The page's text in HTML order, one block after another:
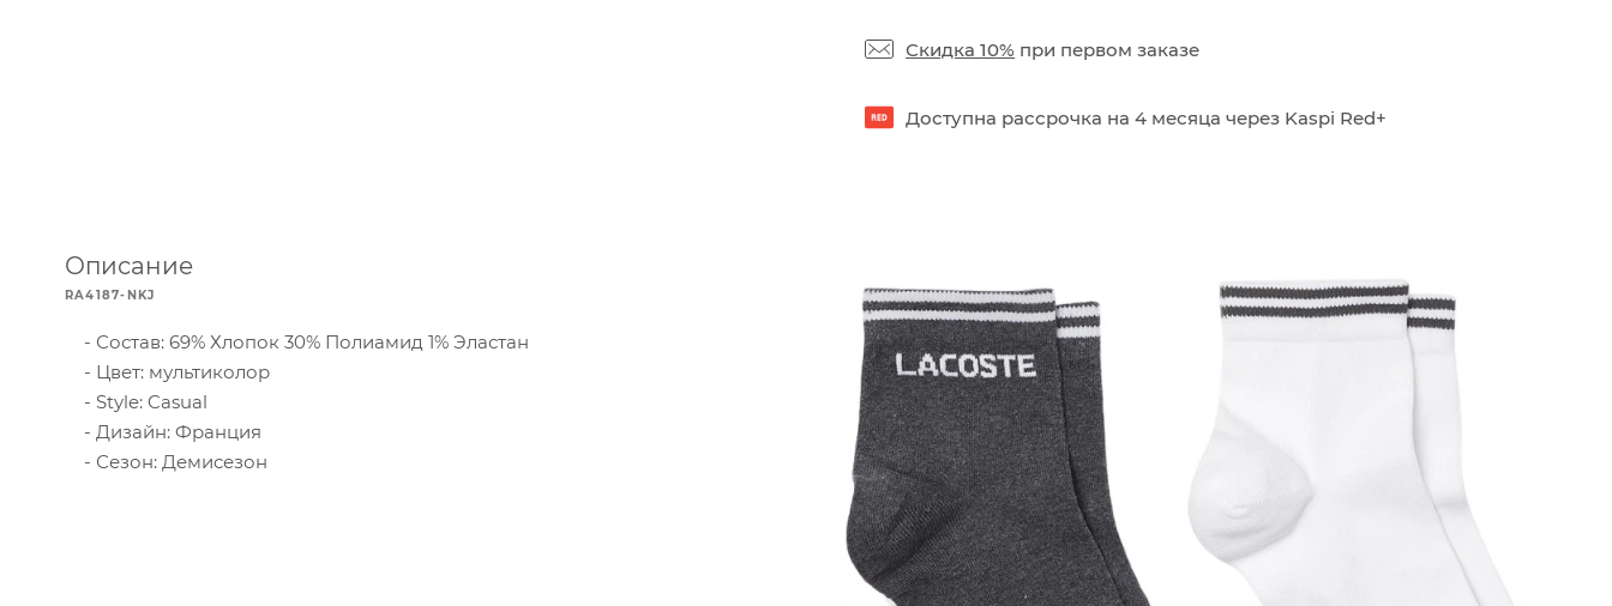
Скидка 10% при первом заказе
Доступна рассрочка на 4 месяца через Kaspi Red+
Описание
RA4187-NKJ
Состав: 69% Хлопок 30% Полиамид 1% Эластан
Цвет: мультиколор
Style: Casual
Дизайн: Франция
Сезон: Демисезон